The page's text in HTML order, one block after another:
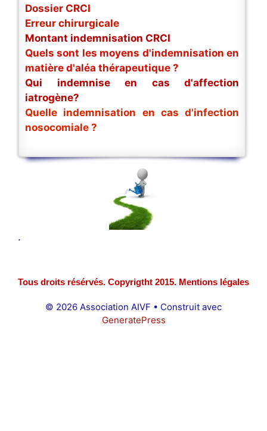
Dossier CRCI
Erreur chirurgicale
Montant indemnisation CRCI
Quels sont les moyens d'indemnisation en
matière d'aléa thérapeutique ?
Qui indemnise en cas d'affection
iatrogène?
Quelle indemnisation en cas d'infection
nosocomiale ?
.
Tous droits résérvés. Copyrigtht 2015. Mentions légales
© 2026 Association AIVF • Construit avec
GeneratePress